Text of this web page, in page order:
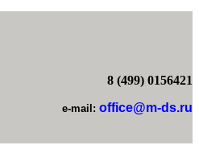
8 (499) 0156421
e-mail: office@m-ds.ru